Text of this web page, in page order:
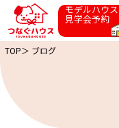
モデルハウス
見学会予約
TOP＞ ブログ